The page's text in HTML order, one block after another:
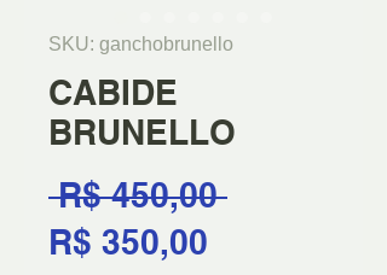
SKU: ganchobrunello
CABIDE
BRUNELLO
R$ 450,00 Preço
R$ 350,00